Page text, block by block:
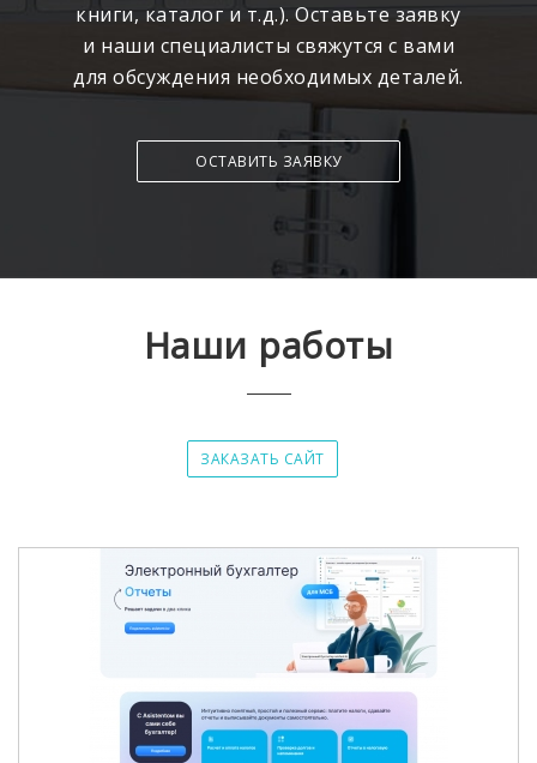
книги, каталог и т.д.). Оставьте заявку
и наши специалисты свяжутся с вами
для обсуждения необходимых деталей.
ОСТАВИТЬ ЗАЯВКУ
Наши работы
ЗАКАЗАТЬ САЙТ